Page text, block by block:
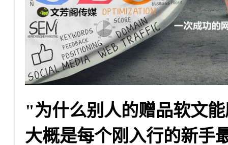
"为什么别人的赠品软文
大概是每个刚入行的新手